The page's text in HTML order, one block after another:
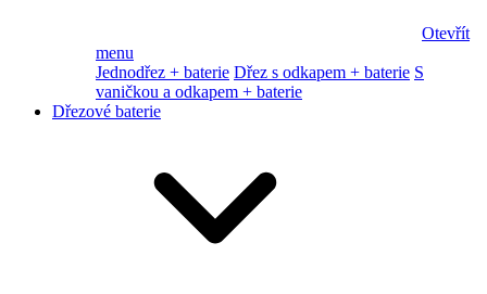
Otevřít
menu
Jednodřez + baterie Dřez s odkapem + baterie S
vaničkou a odkapem + baterie
Dřezové baterie